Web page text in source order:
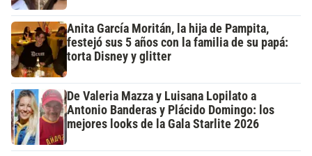
Anita García Moritán, la hija de Pampita,
festejó sus 5 años con la familia de su papá:
torta Disney y glitter
De Valeria Mazza y Luisana Lopilato a
Antonio Banderas y Plácido Domingo: los
mejores looks de la Gala Starlite 2026